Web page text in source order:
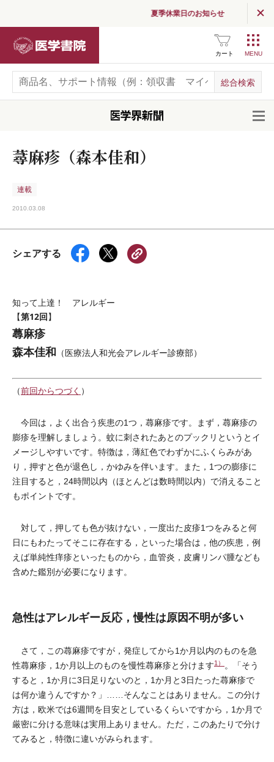
夏季休業日のお知らせ
カート
蕁麻疹（森本佳和）
連載
2010.03.08
シェアする
知って上達！ アレルギー
【第12回】
蕁麻疹
森本佳和 （医療法人和光会アレルギー診療部）
（前回からつづく ）
今回は，よく出合う疾患の1つ，蕁麻疹です。まず，蕁麻疹の
膨疹を理解しましょう。蚊に刺されたあとのプックリというとイ
メージしやすいです。特徴は，薄紅色でわずかにふくらみがあ
り，押すと色が退色し，かゆみを伴います。また，1つの膨疹に
注目すると，24時間以内（ほとんどは数時間以内）で消えること
もポイントです。
対して，押しても色が抜けない，一度出た皮疹1つをみると何
日にもわたってそこに存在する，といった場合は，他の疾患，例
えば単純性痒疹といったものから，血管炎，皮膚リンパ腫なども
含めた鑑別が必要になります。
急性はアレルギー反応，慢性は原因不明が多い
さて，この蕁麻疹ですが，発症してから1か月以内のものを急
性蕁麻疹，1か月以上のものを慢性蕁麻疹と分けます1）
。「そう
すると，1か月に3日足りないのと，1か月と3日たった蕁麻疹で
は何か違うんですか？」……そんなことはありません。この分け
方は，欧米では6週間を目安としているくらいですから，1か月で
厳密に分ける意味は実用上ありません。ただ，このあたりで分け
てみると，特徴に違いがみられます。